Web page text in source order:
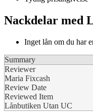
Nackdelar med
Inget lån om du har
Summary
Reviewer
Maria Fixcash
Review Date
Reviewed Item
Lånbutiken Utan UC